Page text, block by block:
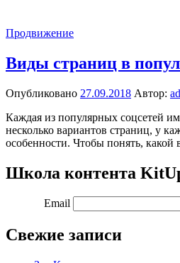
Продвижение
Виды страниц в
Опубликовано 27.09.2018 Автор:
Каждая из популярных соцсетей
несколько вариантов страниц, у
особенности. Чтобы понять, какой
Школа контента
Email
Свежие записи